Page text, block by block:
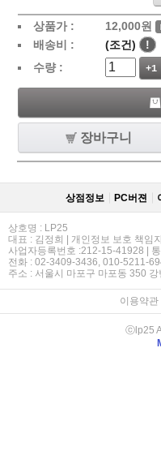
상품가 : 12,000원
배송비 : (조건) !
수량 :
+1
장바구니
상점정보 PC버젼
상호명 : LP25
대표 : 김정희 | 개인정보 보호 책임
사업자등록번호 :212-15-41928 |
전화 : 02-3409-3436, 010-5211-
주소 : 서울시 마포구 마포동 350
이용약관
ⓒlp25